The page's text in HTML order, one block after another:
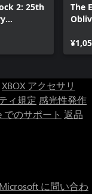
2: 25th
The
XBOX アクセサリ
ィ規定 感光性発作
でのサポート 返品
Microsoft に問い合わ